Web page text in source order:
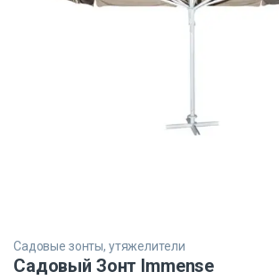
Садовые зонты, утяжелители
Садовый Зонт Immense